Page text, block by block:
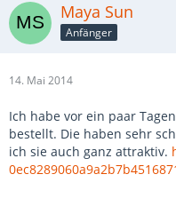
Maya Sun
Anfänger
14. Mai 2014
Ich habe vor ein paar
bestellt. Die haben sehr
ich sie auch ganz attraktiv.